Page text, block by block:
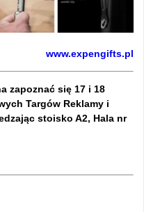
www.expengifts.pl
zapoznać się 17 i 18
Targów Reklamy i
stoisko A2, Hala nr